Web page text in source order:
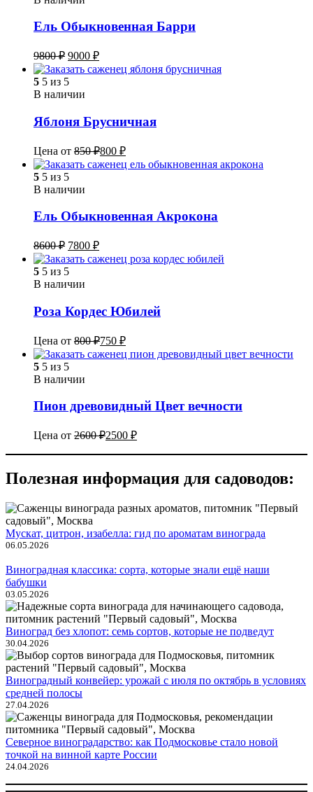
Ель Обыкновенная Барри
9800₽ 9000 ₽
5 5 из 5
В наличии
Яблоня Брусничная
Цена от 850₽800 ₽
5 5 из 5
В наличии
Ель Обыкновенная Акрокона
8600₽ 7800 ₽
5 5 из 5
В наличии
Роза Кордес Юбилей
Цена от 800₽750 ₽
5 5 из 5
В наличии
Пион древовидный Цвет вечности
Цена от 2600₽2500 ₽
Полезная информация для садоводов:
Мускат, цитрон, изабелла: гид по ароматам винограда
06.05.2026
Виноградная классика: сорта, которые знали ещё наши
бабушки
03.05.2026
Виноград без хлопот: семь сортов, которые не подведут
30.04.2026
Виноградный конвейер: урожай с июля по октябрь в условиях
средней полосы
27.04.2026
Северное виноградарство: как Подмосковье стало новой
точкой на винной карте России
24.04.2026